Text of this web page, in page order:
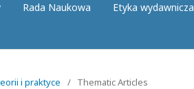
Rada Naukowa Etyka wydawnicza
i praktyce / Thematic Articles